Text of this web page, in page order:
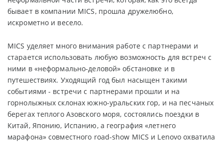
бывает в компании MICS, прошла дружелюбно,
искрометно и весело.
MICS уделяет много внимания работе с партнерами и
старается использовать любую возможность для встреч с
ними в «неформально-деловой» обстановке и в
путешествиях. Уходящий год был насыщен такими
событиями - встречи с партнерами прошли и на
горнолыжных склонах южно-уральских гор, и на песчаных
берегах теплого Азовского моря, состоялись поездки в
Китай, Японию, Испанию, а география «летнего
марафона» совместного road-show MICS и Lenovo охватила